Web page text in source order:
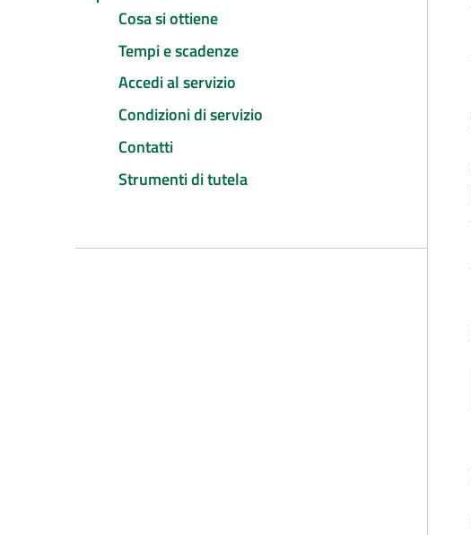
Cosa si ottiene
Tempi e scadenze
Accedi al servizio
Condizioni di servizio
Contatti
Strumenti di tutela